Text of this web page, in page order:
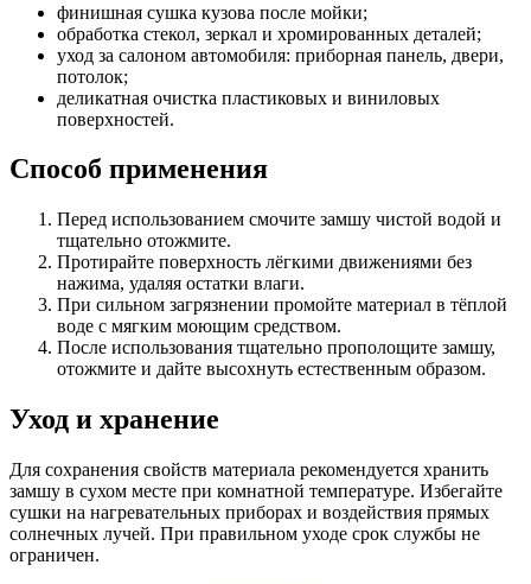
финишная сушка кузова после мойки;
обработка стекол, зеркал и хромированных деталей;
уход за салоном автомобиля: приборная панель, двери,
потолок;
деликатная очистка пластиковых и виниловых
поверхностей.
Способ применения
Перед использованием смочите замшу чистой водой и
тщательно отожмите.
Протирайте поверхность лёгкими движениями без
нажима, удаляя остатки влаги.
При сильном загрязнении промойте материал в тёплой
воде с мягким моющим средством.
После использования тщательно прополощите замшу,
отожмите и дайте высохнуть естественным образом.
Уход и хранение
Для сохранения свойств материала рекомендуется хранить
замшу в сухом месте при комнатной температуре. Избегайте
сушки на нагревательных приборах и воздействия прямых
солнечных лучей. При правильном уходе срок службы не
ограничен.